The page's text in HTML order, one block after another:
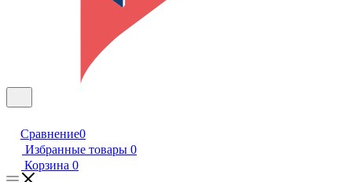
Сравнение0
Избранные товары 0
Корзина 0